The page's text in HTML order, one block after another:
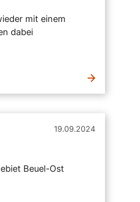
mit einem
dabei
19.09.2024
Beuel-Ost